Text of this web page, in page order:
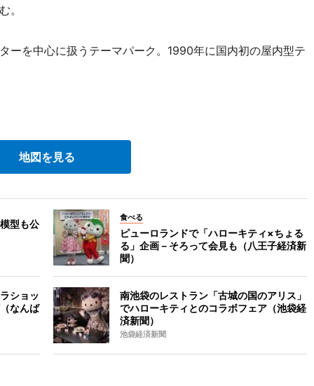
。
を中心に扱うテーマパーク。1990年に国内初の屋内型テ
地図を見る
型も公
食べる
ピューロランドで「ハローキティ×ちょる
る」企画－そろって会見も（八王子経済新
聞）
ショッ
なんば
南池袋のレストラン「古城の国のアリス」
でハローキティとのコラボフェア（池袋経
済新聞）
池袋経済新聞